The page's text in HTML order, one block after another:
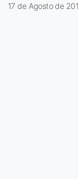
17 de Agosto de